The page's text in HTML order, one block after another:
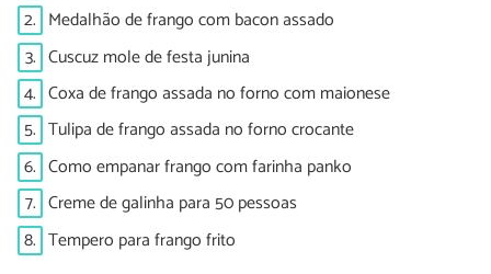
2. Medalhão de frango com bacon assado
3. Cuscuz mole de festa junina
4. Coxa de frango assada no forno com maionese
5. Tulipa de frango assada no forno crocante
6. Como empanar frango com farinha panko
7. Creme de galinha para 50 pessoas
8. Tempero para frango frito